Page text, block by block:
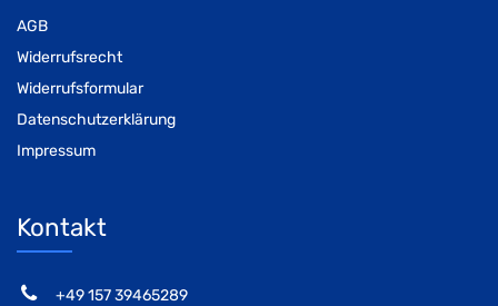
AGB
Widerrufsrecht
Widerrufsformular
Datenschutzerklärung
Impressum
Kontakt
‭+49 157 39465289‬